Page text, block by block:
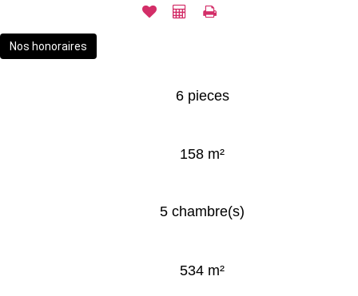
Nos honoraires
6 pieces
158 m²
5 chambre(s)
534 m²